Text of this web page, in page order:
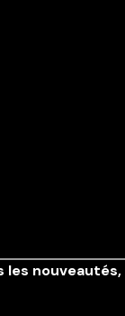
les nouveautés,